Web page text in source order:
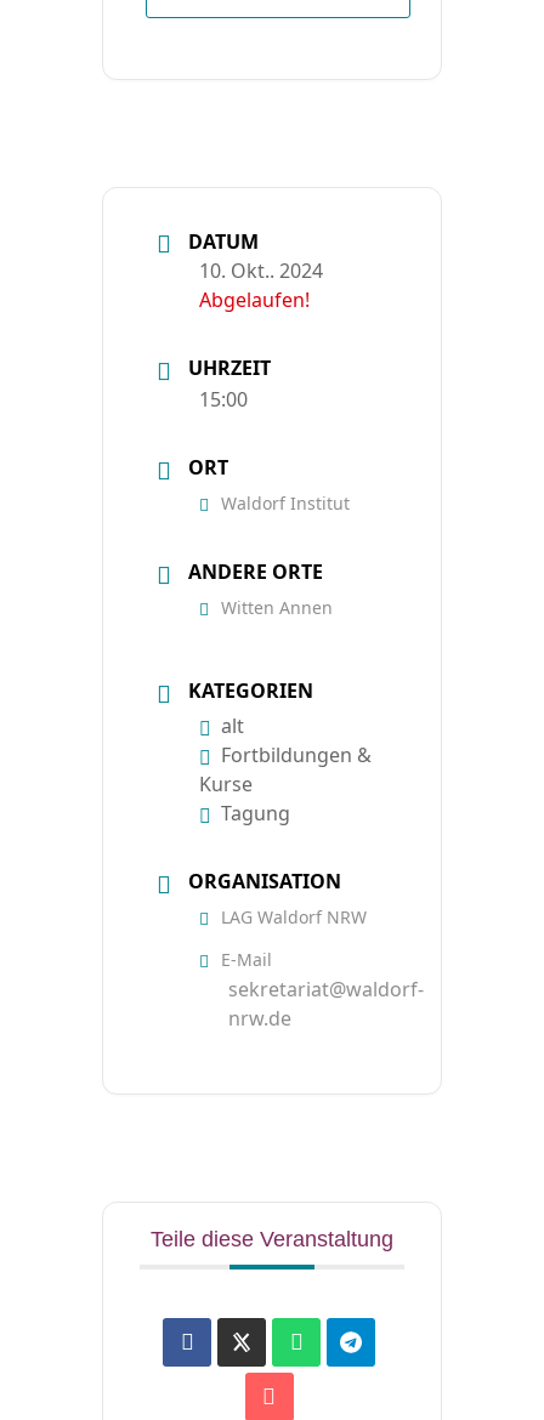
DATUM
10. Okt.. 2024
Abgelaufen!
UHRZEIT
15:00
ORT
Waldorf Institut
ANDERE ORTE
Witten Annen
KATEGORIEN
alt
Fortbildungen &
Kurse
Tagung
ORGANISATION
LAG Waldorf NRW
E-Mail
sekretariat@waldorf-
nrw.de
Teile diese Veranstaltung